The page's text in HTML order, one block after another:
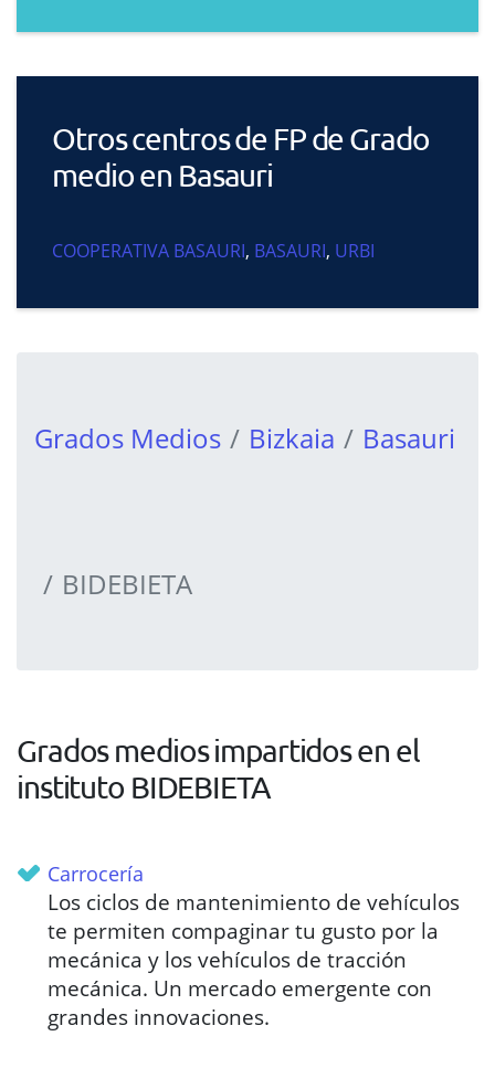
Otros centros de FP de Grado
medio en Basauri
COOPERATIVA BASAURI, BASAURI, URBI
Grados Medios Bizkaia Basauri
BIDEBIETA
Grados medios impartidos en el
instituto BIDEBIETA
Carrocería
Los ciclos de mantenimiento de vehículos
te permiten compaginar tu gusto por la
mecánica y los vehículos de tracción
mecánica. Un mercado emergente con
grandes innovaciones.